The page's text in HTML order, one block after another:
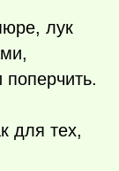
лук
поперчить.
для тех,